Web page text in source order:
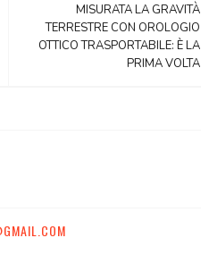
MISURATA LA GRAVITÀ
TERRESTRE CON OROLOGIO
OTTICO TRASPORTABILE: È LA
PRIMA VOLTA